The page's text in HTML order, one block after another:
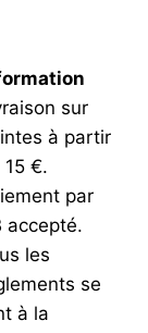
sur
à partir
15 €.
par
accepté.
les
se
à la